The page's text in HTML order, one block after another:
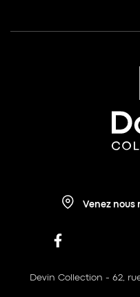
Venez nous
Devin Collection - 62,